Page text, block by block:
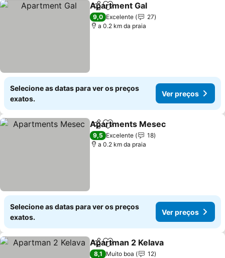
PartilharAdicionar aos favoritos
Apartment Gal
9,0 Excelente
27
a 0.2 km da praia
Selecione as datas para ver os preços
exatos.
Ver preços
PartilharAdicionar aos favoritos
Apartments Mesec
9,5 Excelente
18
a 0.2 km da praia
Selecione as datas para ver os preços
exatos.
Ver preços
PartilharAdicionar aos favoritos
Apartman 2 Kelava
8,1 Muito boa
12